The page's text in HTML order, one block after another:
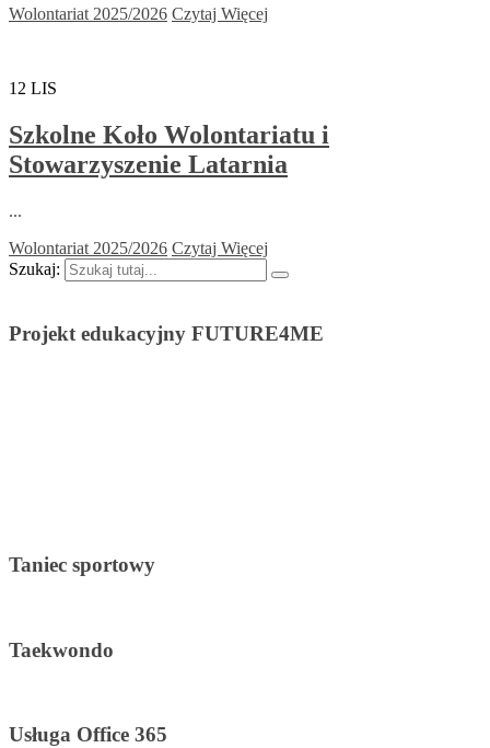
Wolontariat 2025/2026 Czytaj Więcej
12 LIS
Szkolne Koło Wolontariatu i
Stowarzyszenie Latarnia
...
Wolontariat 2025/2026 Czytaj Więcej
Szukaj:
Projekt edukacyjny FUTURE4ME
Taniec sportowy
Taekwondo
Usługa Office 365